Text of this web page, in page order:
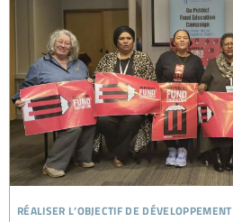
réaliser l’objectif de